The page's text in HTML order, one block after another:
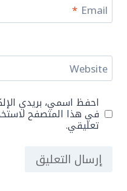
Email
*
Website
احفظ اسمي، بريدي
في هذا المتصفح
تعليقي.